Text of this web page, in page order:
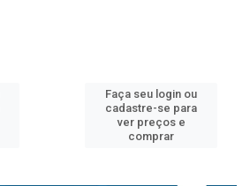
Faça seu login ou
cadastre-se para
ver preços e
comprar